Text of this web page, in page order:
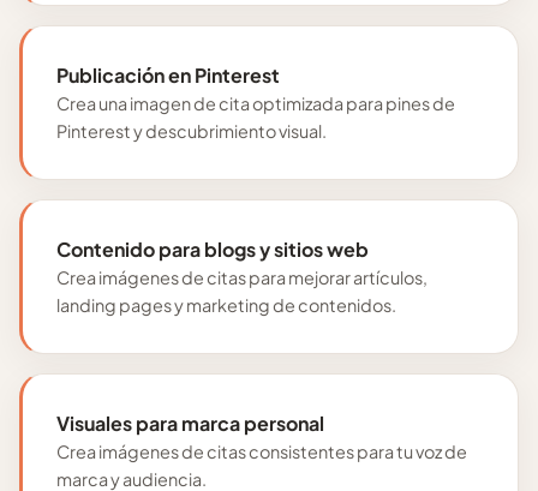
Publicación en Pinterest
Crea una imagen de cita optimizada para pines de
Pinterest y descubrimiento visual.
Contenido para blogs y sitios web
Crea imágenes de citas para mejorar artículos,
landing pages y marketing de contenidos.
Visuales para marca personal
Crea imágenes de citas consistentes para tu voz de
marca y audiencia.